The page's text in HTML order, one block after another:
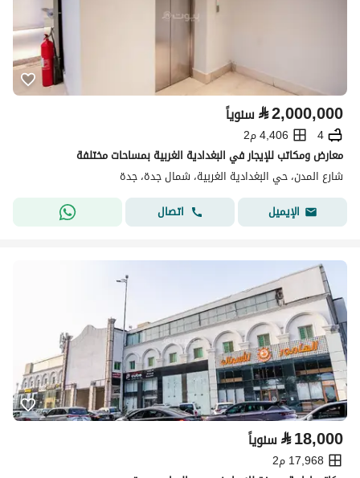
⃁2,000,000 سنوياً
4
4,406 م2
معارض ومكاتب للإيجار في البغدادية الغربية بمساحات مختلفة
شارع المدن، حي البغدادية الغربية، شمال جدة، جدة
الإيميل
اتصال
⃁18,000 سنوياً
17,968 م2